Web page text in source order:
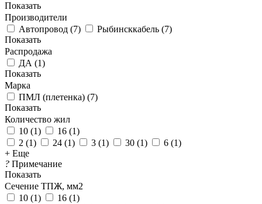
Показать
Производители
Автопровод (7) Рыбинсккабель (7)
Показать
Распродажа
ДА (1)
Показать
Марка
ПМЛ (плетенка) (7)
Показать
Количество жил
10 (1) 16 (1)
2 (1) 24 (1) 3 (1) 30 (1) 6 (1)
+ Еще
? Примечание
Показать
Сечение ТПЖ, мм2
10 (1) 16 (1)